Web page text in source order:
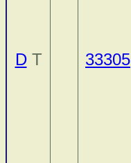
DT 33305